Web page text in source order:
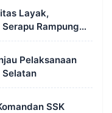
Layak,
Rampung
Pelaksanaan
Selatan
SSK